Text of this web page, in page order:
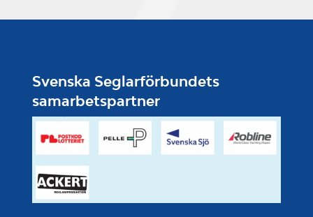
Svenska Seglarförbundets
samarbetspartner